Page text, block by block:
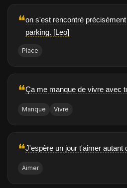
❝on s'est rencontré
parking. [Leo]
Place
❝Ça me manque de vivre avec
Manque Vivre
❝J'espère un jour t'aimer autant
Aimer